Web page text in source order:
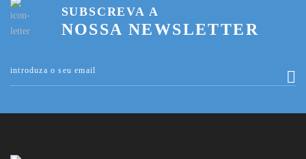
SUBSCREVA A
NOSSA NEWSLETTER